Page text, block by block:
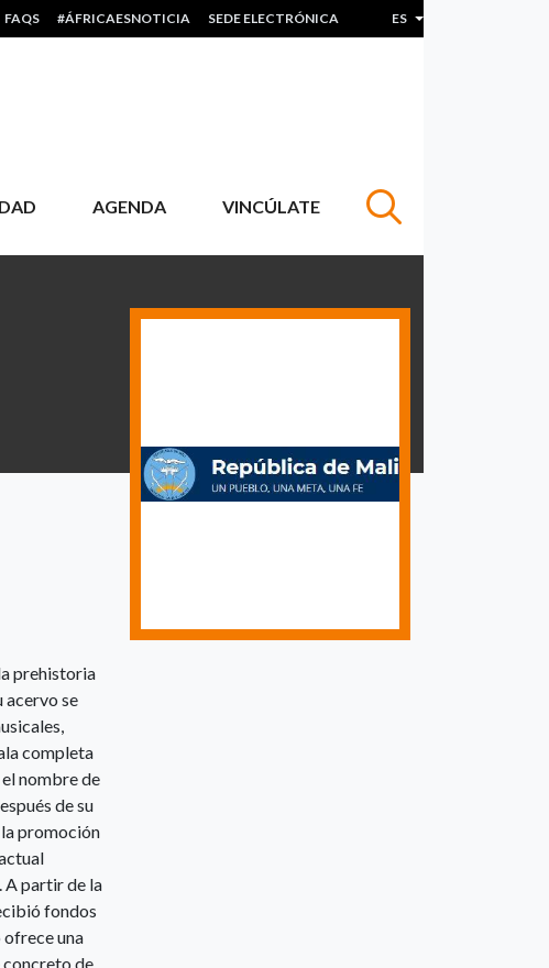
FAQS #ÁFRICAESNOTICIA SEDE ELECTRÓNICA ES Lista adicional de
AGENDA VINCÚLATE
prehistoria
acervo se
completa
nombre de
de su
promoción
A partir de la
fondos
ofrece una
concreto de